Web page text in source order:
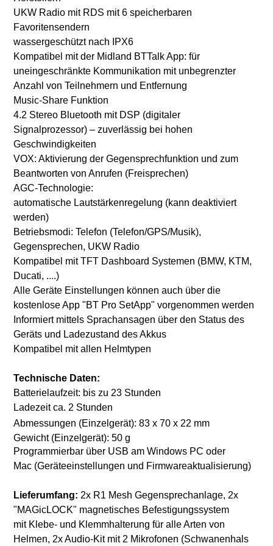
UKW Radio mit RDS mit 6 speicherbaren
Favoritensendern
wassergeschützt nach IPX6
Kompatibel mit der Midland BTTalk App: für
uneingeschränkte Kommunikation mit unbegrenzter
Anzahl von Teilnehmern und Entfernung
Music-Share Funktion
4.2 Stereo Bluetooth mit DSP (digitaler
Signalprozessor) – zuverlässig bei hohen
Geschwindigkeiten
VOX: Aktivierung der Gegensprechfunktion und zum
Beantworten von Anrufen (Freisprechen)
AGC-Technologie:
automatische Lautstärkenregelung (kann deaktiviert
werden)
Betriebsmodi: Telefon (Telefon/GPS/Musik),
Gegensprechen, UKW Radio
Kompatibel mit TFT Dashboard Systemen (BMW, KTM,
Ducati, ....)
Alle Geräte Einstellungen können auch über die
kostenlose App "BT Pro SetApp" vorgenommen werden
Informiert mittels Sprachansagen über den Status des
Geräts und Ladezustand des Akkus
Kompatibel mit allen Helmtypen
Technische Daten:
Batterielaufzeit: bis zu 23 Stunden
Ladezeit ca. 2 Stunden
Abmessungen (Einzelgerät): 83 x 70 x 22 mm
Gewicht (Einzelgerät): 50 g
Programmierbar über USB am Windows PC oder
Mac (Geräteeinstellungen und Firmwareaktualisierung)
Lieferumfang: 2x R1 Mesh Gegensprechanlage, 2x
"MAGicLOCK" magnetisches Befestigungssystem
mit Klebe- und Klemmhalterung für alle Arten von
Helmen, 2x Audio-Kit mit 2 Mikrofonen (Schwanenhals